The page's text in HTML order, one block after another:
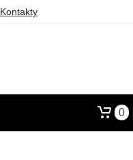
Kontakty
0